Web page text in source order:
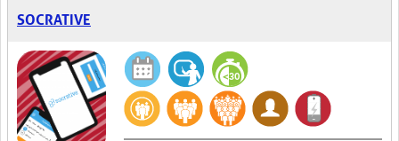
SOCRATIVE